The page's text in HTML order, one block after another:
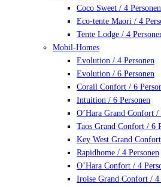
Coco Sweet / 4 Personen
Eco-tente Maori / 4
Tente Lodge / 4
Mobil-Homes
Evolution / 4 Personen
Evolution / 6 Personen
Corail Confort / 6
Intuition / 6 Personen
O’Hara Grand Confort /
Taos Grand Confort / 6
Key West Grand
Rapidhome / 4 Personen
O’Hara Confort / 4
Iroise Grand Confort / 4